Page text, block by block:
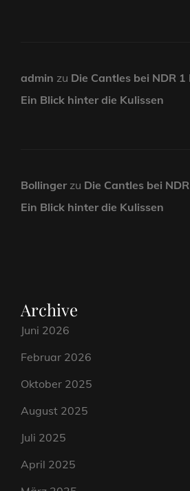
admin zu Die Cantles bei NDR
Ein Blick hinter die Kulissen
Bollingerzu Die Cantles bei
Ein Blick hinter die Kulissen
Archive
Juni 2026
Februar 2026
Oktober 2025
August 2025
Juli 2025
April 2025